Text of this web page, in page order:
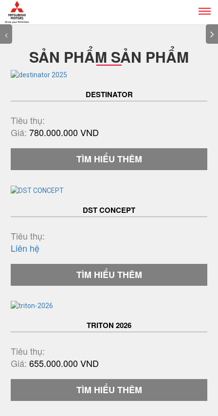
Previous
SẢN PHẨM SẢN PHẨM
DESTINATOR
Tiêu thụ:
Giá:780.000.000 VND
TÌM HIỂU THÊM
DST CONCEPT
Tiêu thụ:
Liên hệ
TÌM HIỂU THÊM
TRITON 2026
Tiêu thụ:
Giá:655.000.000 VND
TÌM HIỂU THÊM